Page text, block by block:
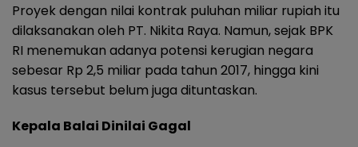
Proyek dengan nilai kontrak puluhan miliar rupiah itu
dilaksanakan oleh PT. Nikita Raya. Namun, sejak BPK
RI menemukan adanya potensi kerugian negara
sebesar Rp 2,5 miliar pada tahun 2017, hingga kini
kasus tersebut belum juga dituntaskan.
Kepala Balai Dinilai Gagal